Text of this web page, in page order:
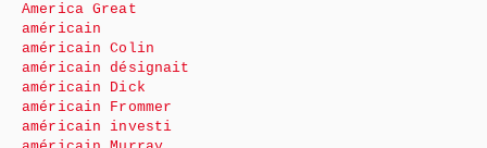
America Great
américain
américain Colin
américain désignait
américain Dick
américain Frommer
américain investi